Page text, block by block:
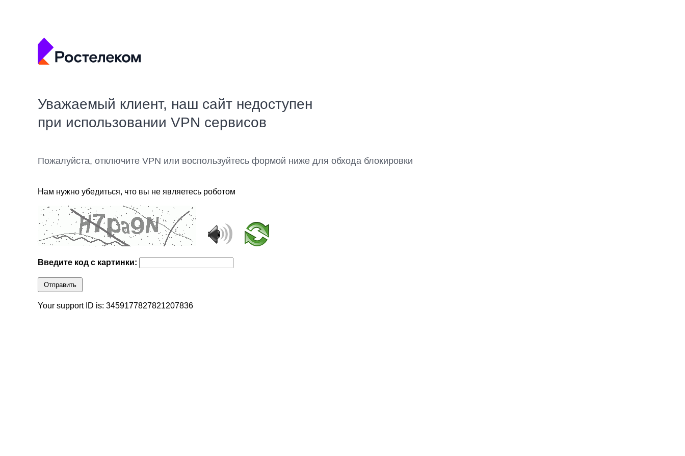
Уважаемый клиент, наш сайт недоступен
при использовании VPN сервисов
Пожалуйста, отключите VPN или воспользуйтесь формой ниже для обхода блокировки
Нам нужно убедиться, что вы не являетесь роботом
Введите код с картинки:
Отправить
Your support ID is: 3459177827821207836